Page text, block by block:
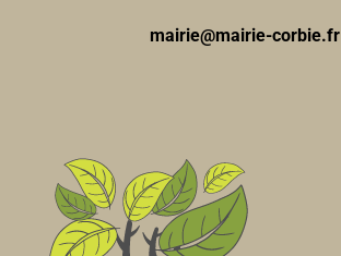
mairie@mairie-corbie.fr